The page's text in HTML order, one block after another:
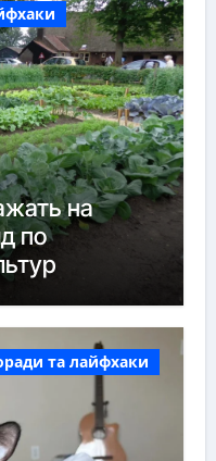
на
по
та лайфхаки